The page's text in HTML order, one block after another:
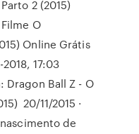
2 (2015)
O
Online Grátis
17:03
Dragon Ball Z - O
20/11/2015 ·
de